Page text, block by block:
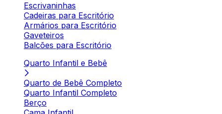
Escrivaninhas
Cadeiras para Escritório
Armários para Escritório
Gaveteiros
Balcões para Escritório
Quarto Infantil e Bebê
Quarto de Bebê Completo
Quarto Infantil Completo
Berço